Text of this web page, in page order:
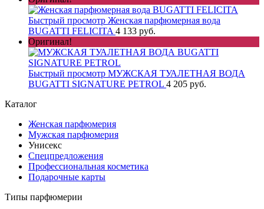
Быстрый просмотр Женская парфюмерная вода
BUGATTI FELICITA 4 133 руб.
Оригинал!
Быстрый просмотр МУЖСКАЯ ТУАЛЕТНАЯ ВОДА
BUGATTI SIGNATURE PETROL 4 205 руб.
Каталог
Женская парфюмерия
Мужская парфюмерия
Унисекс
Спецпредложения
Профессиональная косметика
Подарочные карты
Типы парфюмерии